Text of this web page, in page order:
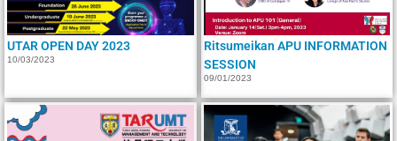
UTAR OPEN DAY 2023
10/03/2023
Ritsumeikan APU INFORMATION
SESSION
09/01/2023